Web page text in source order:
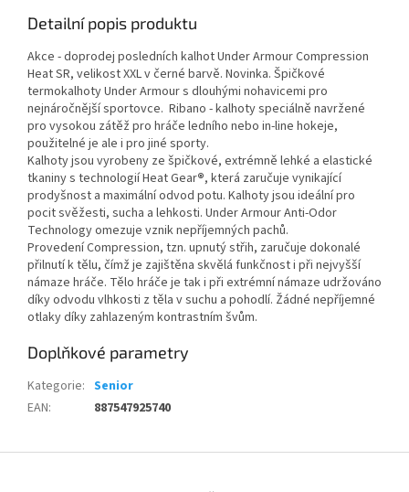
Detailní popis produktu
Akce - doprodej posledních kalhot Under Armour Compression
Heat SR, velikost XXL v černé barvě. Novinka. Špičkové
termokalhoty Under Armour s dlouhými nohavicemi pro
nejnáročnější sportovce. Ribano - kalhoty speciálně navržené
pro vysokou zátěž pro hráče ledního nebo in-line hokeje,
použitelné je ale i pro jiné sporty.
Kalhoty jsou vyrobeny ze špičkové, extrémně lehké a elastické
tkaniny s technologií Heat Gear®, která zaručuje vynikající
prodyšnost a maximální odvod potu. Kalhoty jsou ideální pro
pocit svěžesti, sucha a lehkosti. Under Armour Anti-Odor
Technology omezuje vznik nepříjemných pachů.
Provedení Compression, tzn. upnutý střih, zaručuje dokonalé
přilnutí k tělu, čímž je zajištěna skvělá funkčnost i při nejvyšší
námaze hráče. Tělo hráče je tak i při extrémní námaze udržováno
díky odvodu vlhkosti z těla v suchu a pohodlí. Žádné nepříjemné
otlaky díky zahlazeným kontrastním švům.
Doplňkové parametry
Kategorie: Senior
EAN: 887547925740